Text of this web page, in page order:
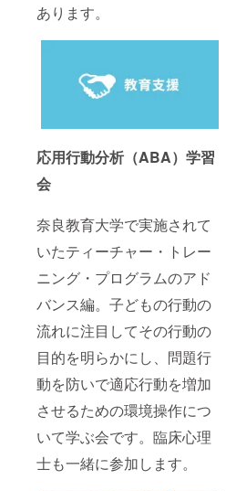
あります。
応用行動分析（ABA）学習
会
奈良教育大学で実施されて
いたティーチャー・トレー
ニング・プログラムのアド
バンス編。子どもの行動の
流れに注目してその行動の
目的を明らかにし、問題行
動を防いで適応行動を増加
させるための環境操作につ
いて学ぶ会です。臨床心理
士も一緒に参加します。